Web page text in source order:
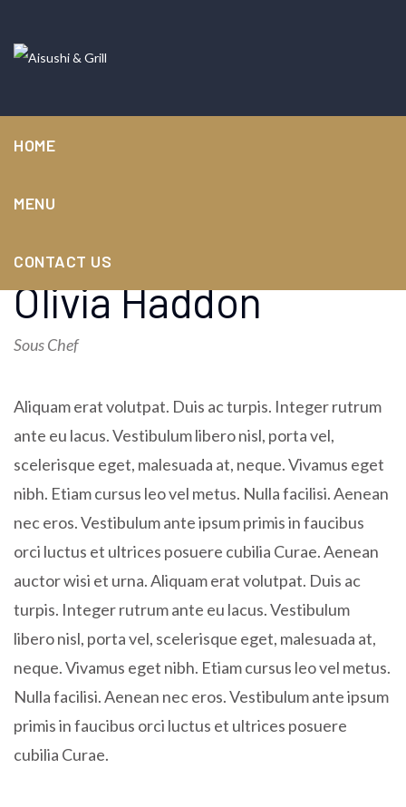
HOME
MENU
CONTACT US
Olivia Haddon
Sous Chef
Aliquam erat volutpat. Duis ac turpis. Integer rutrum
ante eu lacus. Vestibulum libero nisl, porta vel,
scelerisque eget, malesuada at, neque. Vivamus eget
nibh. Etiam cursus leo vel metus. Nulla facilisi. Aenean
nec eros. Vestibulum ante ipsum primis in faucibus
orci luctus et ultrices posuere cubilia Curae. Aenean
auctor wisi et urna. Aliquam erat volutpat. Duis ac
turpis. Integer rutrum ante eu lacus. Vestibulum
libero nisl, porta vel, scelerisque eget, malesuada at,
neque. Vivamus eget nibh. Etiam cursus leo vel metus.
Nulla facilisi. Aenean nec eros. Vestibulum ante ipsum
primis in faucibus orci luctus et ultrices posuere
cubilia Curae.